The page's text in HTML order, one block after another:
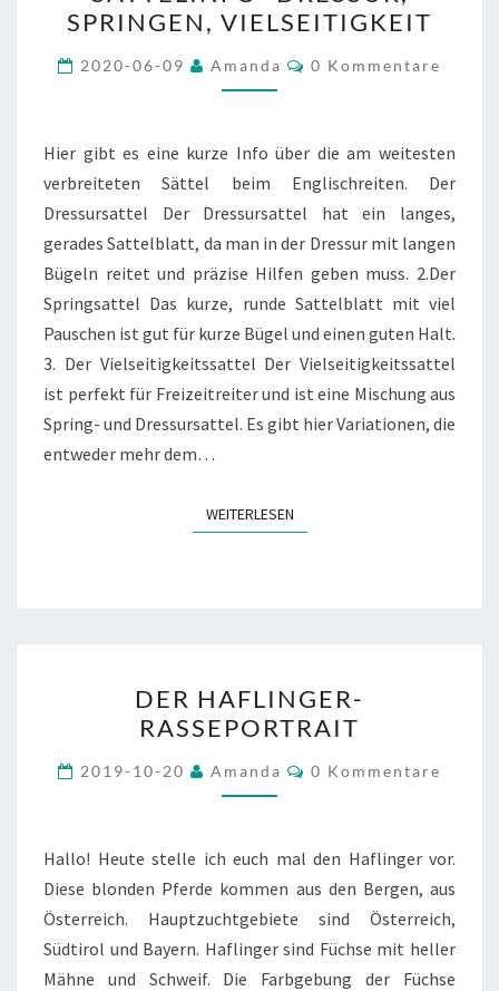
SPRINGEN,
VIELSEITIGKEIT
SPRINGEN, VIELSEITIGKEIT
2020-06-09 Amanda Kommentare
0 Kommentare
Hier gibt es eine kurze Info über die am weitesten
verbreiteten Sättel beim Englischreiten. Der
Dressursattel Der Dressursattel hat ein langes,
gerades Sattelblatt, da man in der Dressur mit langen
Bügeln reitet und präzise Hilfen geben muss. 2.Der
Springsattel Das kurze, runde Sattelblatt mit viel
Pauschen ist gut für kurze Bügel und einen guten Halt.
3. Der Vielseitigkeitssattel Der Vielseitigkeitssattel
ist perfekt für Freizeitreiter und ist eine Mischung aus
Spring- und Dressursattel. Es gibt hier Variationen, die
entweder mehr dem…
WEITERLESENWEITERLESEN
HAFLINGER-
RASSEPORTRAIT
DER HAFLINGER-
RASSEPORTRAIT
2019-10-20 Amanda Kommentare
0 Kommentare
Hallo! Heute stelle ich euch mal den Haflinger vor.
Diese blonden Pferde kommen aus den Bergen, aus
Österreich. Hauptzuchtgebiete sind Österreich,
Südtirol und Bayern. Haflinger sind Füchse mit heller
Mähne und Schweif. Die Farbgebung der Füchse